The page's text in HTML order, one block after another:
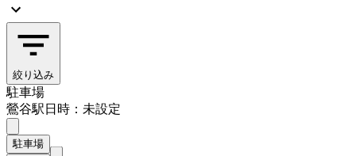
絞り込み
駐車場
鶯谷駅日時：未設定
駐車場